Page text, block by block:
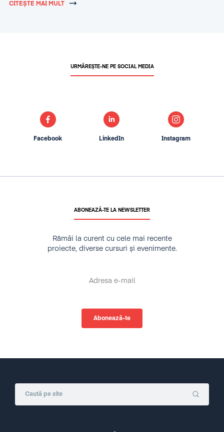
CITEȘTE MAI MULT
ABONEAZĂ-TE LA NEWSLETTER
Rămâi la curent cu cele mai recente
proiecte, diverse cursuri și evenimente.
URMĂREȘTE-NE PE SOCIAL MEDIA
Facebook LinkedIn Instagram